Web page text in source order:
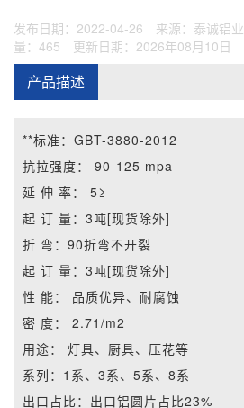
发布日期：2022-04-26 来源：泰诚铝业
量：465
更新日期：2026年08月10日
产品描述
**标准： GBT-3880-2012
抗拉强度：
90-125 mpa
延 伸 率：
5≥
起 订 量： 3吨[现货除外]
折 弯： 90折弯不开裂
起 订 量： 3吨[现货除外]
性 能：
品质优异、耐腐蚀
密 度：
2.71/m2
用途：
灯具、厨具、压花等
系列： 1系、3系、5系、8系
出口占比： 出口铝圆片占比23%